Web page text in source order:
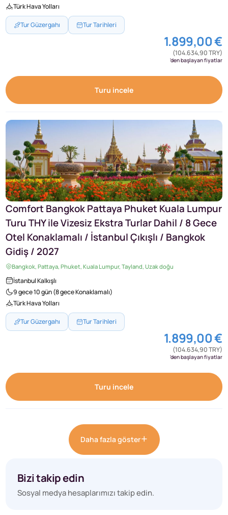
Türk Hava Yolları
Tur Güzergahı Tur Tarihleri
1.899,00 €
(104.634,90 TRY)
'den başlayan fiyatlar
Turu incele
Comfort Bangkok Pattaya Phuket Kuala Lumpur
Turu THY ile Vizesiz Ekstra Turlar Dahil / 8 Gece
Otel Konaklamalı / İstanbul Çıkışlı / Bangkok
Gidiş / 2027
Bangkok, Pattaya, Phuket, Kuala Lumpur, Tayland, Uzak doğu
İstanbul Kalkışlı
9 gece 10 gün (8 gece Konaklamalı)
Türk Hava Yolları
Tur Güzergahı Tur Tarihleri
1.899,00 €
(104.634,90 TRY)
'den başlayan fiyatlar
Turu incele
Daha fazla göster
Bizi takip edin
Sosyal medya hesaplarımızı takip edin.